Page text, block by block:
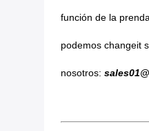
función de la
podemos changeit
nosotros: